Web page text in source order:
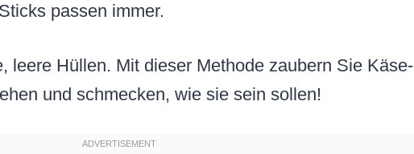
passen immer.
leere Hüllen. Mit dieser Methode zaubern Sie Käse-
und schmecken, wie sie sein sollen!